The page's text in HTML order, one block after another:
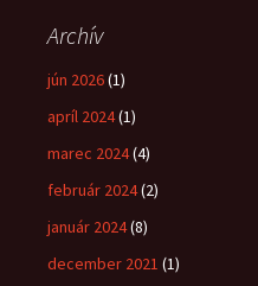
Archív
jún 2026(1)
apríl 2024(1)
marec 2024(4)
február 2024(2)
január 2024(8)
december 2021 (1)